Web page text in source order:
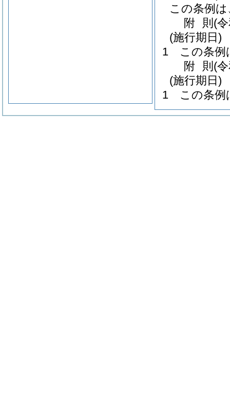
この条例
附 則 (
(施行期日)
1
この条例
附 則 (
(施行期日)
1
この条例